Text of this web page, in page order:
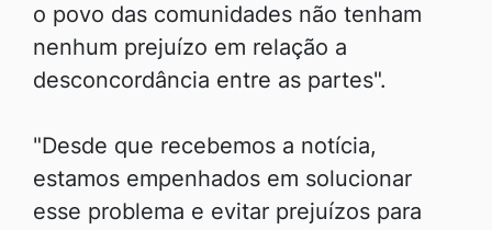
o povo das comunidades não tenham
nenhum prejuízo em relação a
desconcordância entre as partes".
"Desde que recebemos a notícia,
estamos empenhados em solucionar
esse problema e evitar prejuízos para